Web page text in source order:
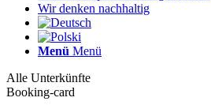
Wir denken nachhaltig
Menü Menü
Alle Unterkünfte
Booking-card